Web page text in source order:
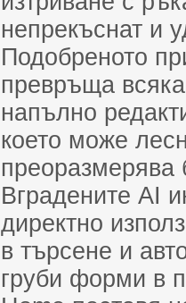
непрекъснат и
Подобрeното
превръща
напълно
което може
преоразмерява
Вградените AI
директно
в търсене и
груби форми в